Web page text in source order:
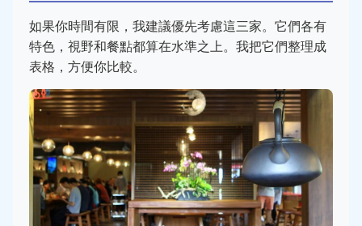
如果你時間有限，我建議優先考慮這三家。它們各有
特色，視野和餐點都算在水準之上。我把它們整理成
表格，方便你比較。